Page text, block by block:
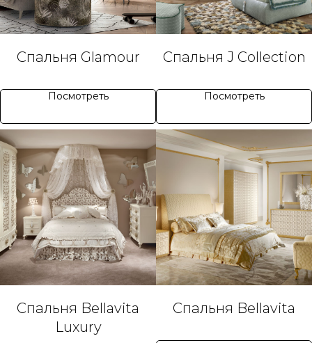
Спальня Glamour
Посмотреть
Спальня J Collection
Посмотреть
Спальня Bellavita
Luxury
Спальня Bellavita